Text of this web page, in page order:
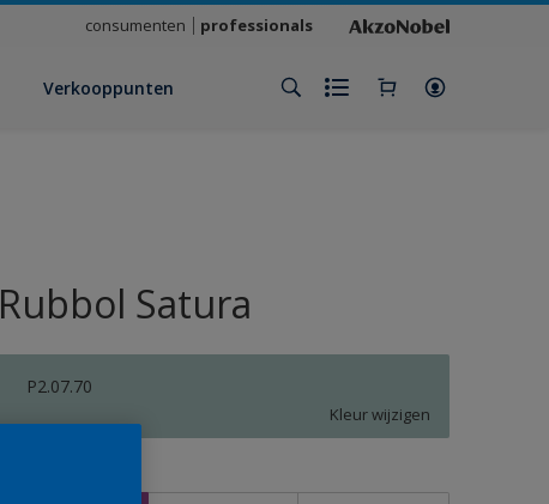
consumenten professionals
Verkooppunten
Rubbol Satura
P2.07.70
Kleur wijzigen